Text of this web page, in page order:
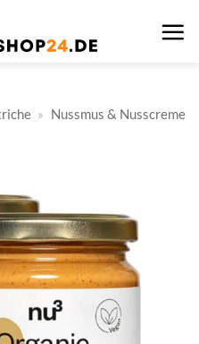
» Nussmus & Nusscreme